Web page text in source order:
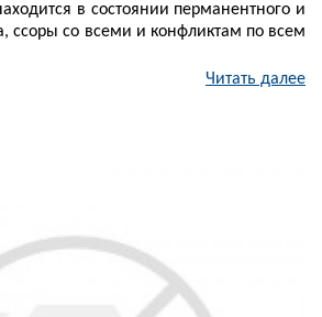
в состоянии перманентного и
ссоры со всеми и конфликтам по всем
Читать далее